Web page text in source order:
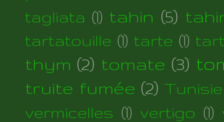
tagliata (1) tahin (5)
tartatouille (1) tarte (1)
thym (2) tomate (3)
truite fumée (2) Tunisie
vermicelles (1) vertigo (1)